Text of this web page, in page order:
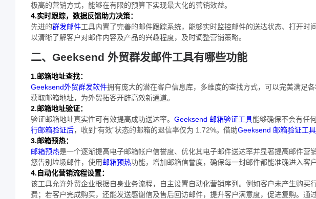
极高的营销方式，能够在有限的预算下实现最大化的营销效益。
4.实时跟踪，数据反馈助力决策：
先进的群发邮件工具内置了完善的邮件跟踪系统，能够实时监控邮件的送达状态、打开时
以清晰了解客户对邮件内容及产品的兴趣程度，及时调整营销策略。
二、Geeksend 外贸群发邮件工具有哪些功能
1.邮箱地址查找：
Geeksend外贸群发软件拥有庞大的潜在客户信息库，多维度的查找方式，可以完美满足
获取邮箱地址，为外贸拓客开辟高效新通道。
2.邮箱地址验证：
验证邮箱地址真实性可有效提高成功送达率。 Geeksend 邮箱验证工具能够确保不会有任
行邮箱验证后，收到“有效”状态的邮箱的退信率仅为 1.72%。借助Geeksend 邮箱验证工具
3.邮箱预热：
邮箱预热是一个逐渐提高电子邮箱帐户信誉度、优化其电子邮件送达率并显著提高邮件营
您告别垃圾邮件，使用邮箱预热功能，增加邮箱信誉度，确保每一封邮件都能准确进入客户
4.自动化营销流程设置：
该工具允许外贸企业根据自身业务流程，自主设置自动化营销序列。例如客户未产生购买
费；若客户完成购买，还能发送感谢信及售后回访邮件，提升客户满意度，促进复购。通